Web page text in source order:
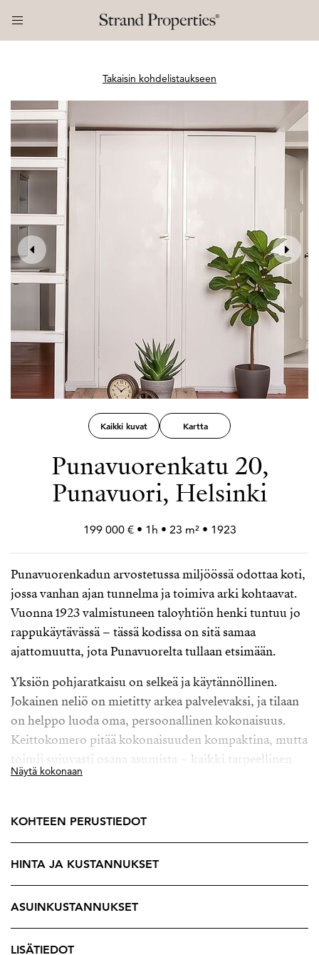
Takaisin kohdelistaukseen
Kaikki kuvat Kartta
Punavuorenkatu 20,
Punavuori, Helsinki
199 000 € • 1h • 23 m² • 1923
Punavuorenkadun arvostetussa miljöössä odottaa koti,
jossa vanhan ajan tunnelma ja toimiva arki kohtaavat.
Vuonna 1923 valmistuneen taloyhtiön henki tuntuu jo
rappukäytävässä – tässä kodissa on sitä samaa
ajattomuutta, jota Punavuorelta tullaan etsimään.
Yksiön pohjaratkaisu on selkeä ja käytännöllinen.
Jokainen neliö on mietitty arkea palvelevaksi, ja tilaan
on helppo luoda oma, persoonallinen kokonaisuus.
Keittokomero pitää kokonaisuuden kompaktina, mutta
toimii sujuvasti osana asumista – kaikki tarpeellinen
on käden ulottuvilla.
avaran ja kutsuvan. Tässä kodissa on lämmin,
rauhoittava tunnelma – paikka, johon on helppo tulla
ja jossa on hyvä olla.
Näytä kokonaan
KOHTEEN PERUSTIEDOT
HINTA JA KUSTANNUKSET
ASUINKUSTANNUKSET
LISÄTIEDOT